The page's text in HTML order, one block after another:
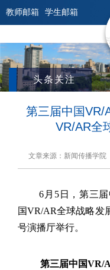
教师邮箱 学生邮箱
头条关注
第三届中国VR/
VR/AR全
文章来源：新闻传播学院
6月 5日，第三届
国VR/AR全球战略发
号演播厅举行。
第三届中国VR/